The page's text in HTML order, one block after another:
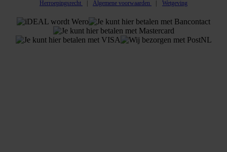
Herroepingsrecht
Algemene voorwaarden Wetgeving